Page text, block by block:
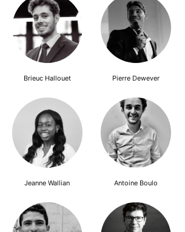
Brieuc Hallouet Pierre Dewever
Jeanne Wallian Antoine Boulo